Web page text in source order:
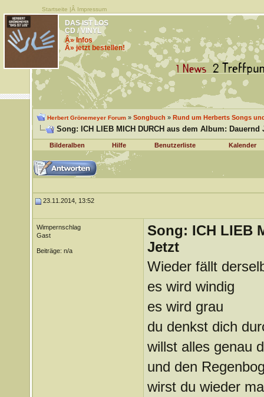
Startseite |Â Impressum
DAS IST LOS
CD / VINYL
Â» Infos
Â» jetzt bestellen!
Herbert Grönemeyer Forum» Songbuch » Rund um Herberts Songs
Song: ICH LIEB MICH DURCH aus dem Album: Dauernd
Bilderalben Hilfe Benutzerliste Kalender
23.11.2014, 13:52
Wimpernschlag
Gast
Beiträge: n/a
Song: ICH LIEB
Jetzt
Wieder fällt
es wird windig
es wird grau
du denkst dich
willst alles genau
und den
wirst du wieder